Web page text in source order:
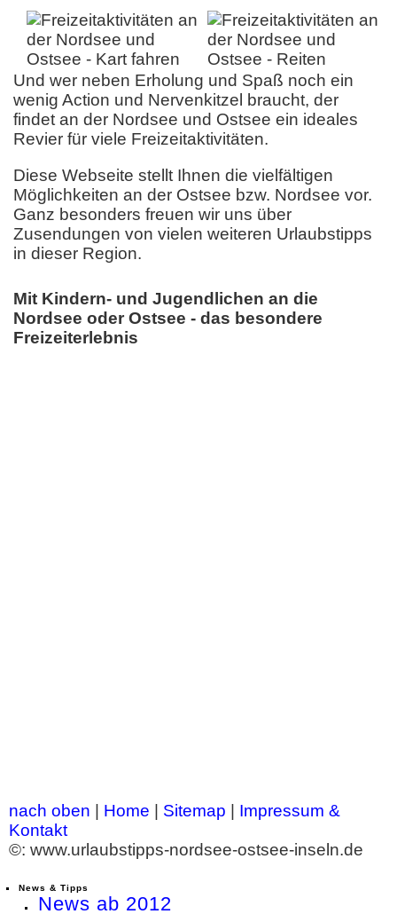
Und wer neben Erholung und Spaß noch ein
wenig Action und Nervenkitzel braucht, der
findet an der Nordsee und Ostsee ein ideales
Revier für viele Freizeitaktivitäten.
Diese Webseite stellt Ihnen die vielfältigen
Möglichkeiten an der Ostsee bzw. Nordsee vor.
Ganz besonders freuen wir uns über
Zusendungen von vielen weiteren Urlaubstipps
in dieser Region.
Mit Kindern- und Jugendlichen an die
Nordsee oder Ostsee - das besondere
Freizeiterlebnis
nach oben Home Sitemap
Impressum &
Kontakt
©: www.urlaubstipps-nordsee-ostsee-inseln.de
News & Tipps
News ab 2012